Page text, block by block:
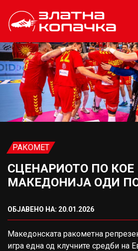
РАКОМЕТ
СЦЕНАРИОТО ПО КОЕ
МАКЕДОНИЈА ОДИ
ОБЈАВЕНО НА: 20.01.2026
Македонската ракометна
игра една од клучните средби на